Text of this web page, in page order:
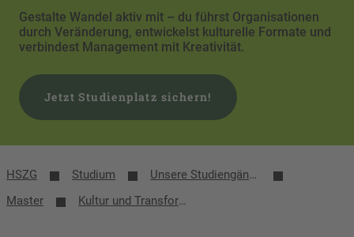
Gestalte Wandel aktiv mit – du führst Organisationen
durch Veränderung, entwickelst kulturelle Formate und
verbindest Management mit Kreativität.
Jetzt Studienplatz sichern!
HSZG Studium
Unsere Studiengänge
Master
Kultur und Transformationsmanagement